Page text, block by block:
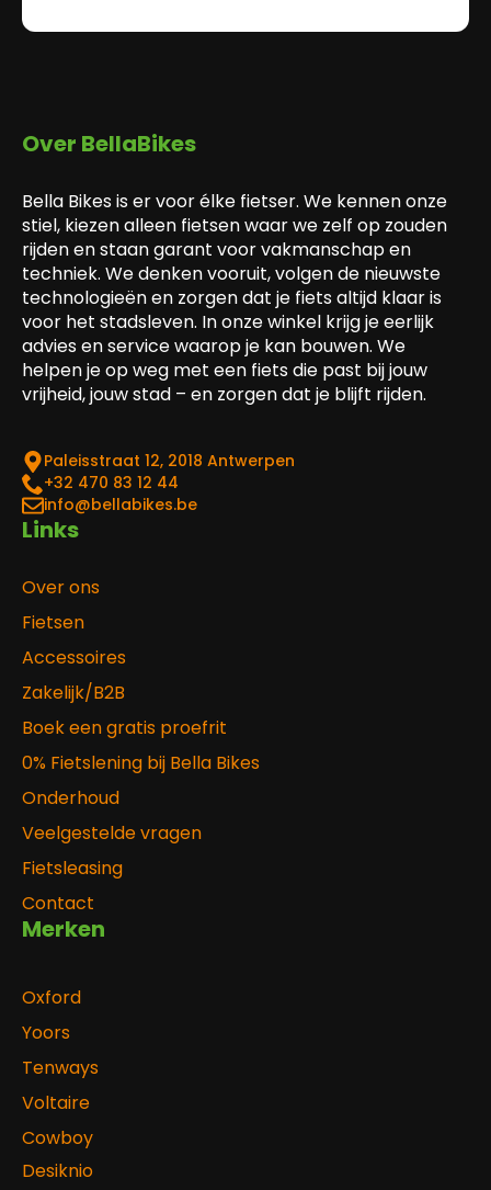
Over BellaBikes
Bella Bikes is er voor élke fietser. We kennen onze
stiel, kiezen alleen fietsen waar we zelf op zouden
rijden en staan garant voor vakmanschap en
techniek. We denken vooruit, volgen de nieuwste
technologieën en zorgen dat je fiets altijd klaar is
voor het stadsleven. In onze winkel krijg je eerlijk
advies en service waarop je kan bouwen. We
helpen je op weg met een fiets die past bij jouw
vrijheid, jouw stad – en zorgen dat je blijft rijden.
Paleisstraat 12, 2018 Antwerpen
‎+32 470 83 12 44
info@bellabikes.be
Links
Over ons
Fietsen
Accessoires
Zakelijk/B2B
Boek een gratis proefrit
0% Fietslening bij Bella Bikes
Onderhoud
Veelgestelde vragen
Fietsleasing
Contact
Merken
Oxford
Yoors
Tenways
Voltaire
Cowboy
Desiknio